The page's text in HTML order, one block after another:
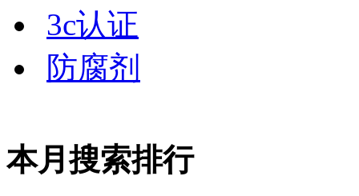
3c认证
防腐剂
本月搜索排行